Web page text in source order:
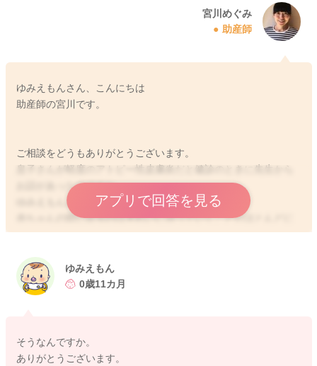
宮川めぐみ
助産師
ゆみえもんさん、こんにちは
助産師の宮川です。
ご相談をどうもありがとうございます。
息子さんが軽度のアトピー性皮膚炎だと健診のときに先生から
お話があったのですね。
ゆみえもんさんもアトピーだったのですね。
赤ちゃんの間に出るのはきれいに治っていくことがほとんどに
なりますよ。
き続き清潔にして保湿やお薬の塗布をされることで綺麗に治っ
ていくのではないかと思います。
どうぞよろしくお願いします。
アプリで回答を見る
ゆみえもん
0歳11カ月
そうなんですか。
ありがとうございます。